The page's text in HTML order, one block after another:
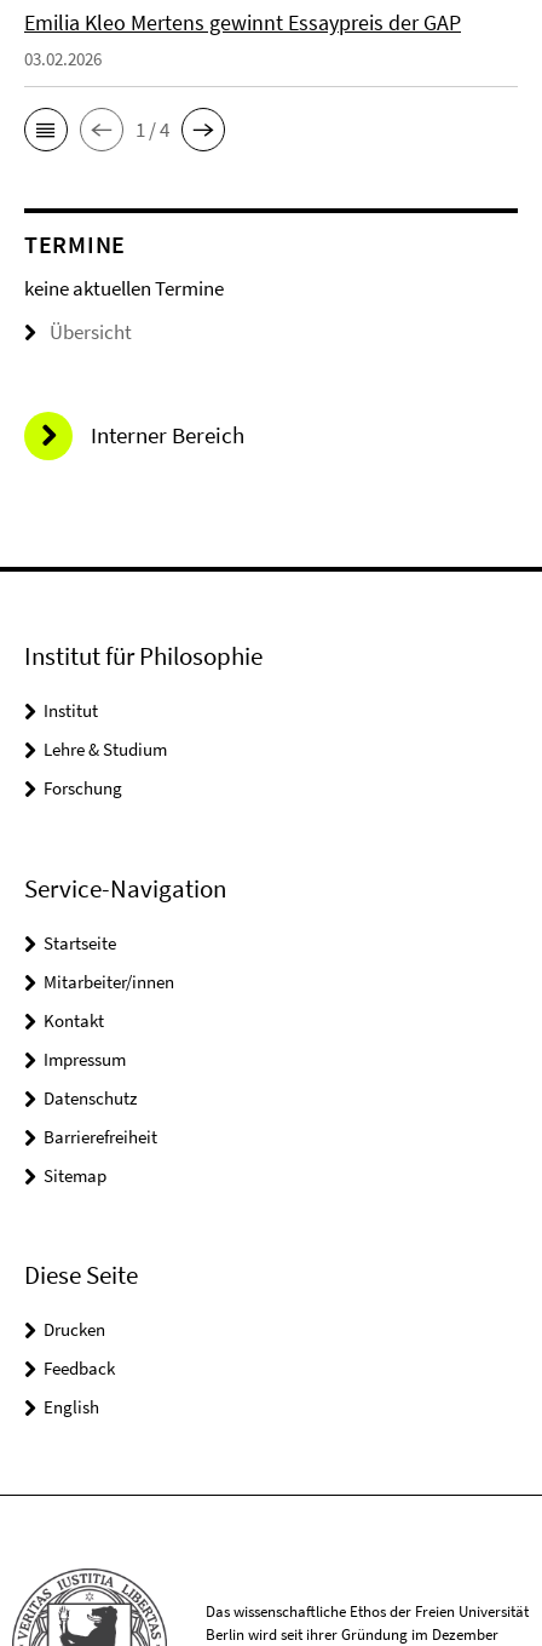
Emilia Kleo Mertens gewinnt Essaypreis der GAP
03.02.2026
1 / 4
TERMINE
keine aktuellen Termine
Übersicht
Interner Bereich
Institut für Philosophie
Institut
Lehre & Studium
Forschung
Service-Navigation
Startseite
Mitarbeiter/innen
Kontakt
Impressum
Datenschutz
Barrierefreiheit
Sitemap
Diese Seite
Drucken
Feedback
English
Das wissenschaftliche Ethos der Freien Universität
Berlin wird seit ihrer Gründung im Dezember